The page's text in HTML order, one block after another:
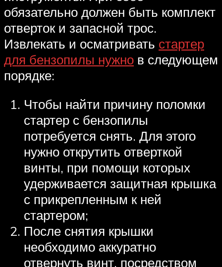
обязательно должен быть комплект
отверток и запасной трос.
Извлекать и осматривать стартер
для бензопилы нужно в следующем
порядке:
Чтобы найти причину поломки
стартер с бензопилы
потребуется снять. Для этого
нужно открутить отверткой
винты, при помощи которых
удерживается защитная крышка
с прикрепленным к ней
стартером;
После снятия крышки
необходимо аккуратно
отвернуть винт, посредством